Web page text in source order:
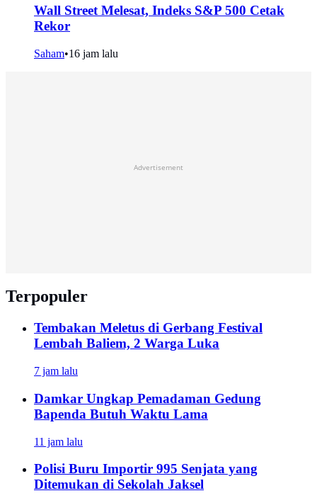
Wall Street Melesat, Indeks S&P 500 Cetak
Rekor
Saham•16 jam lalu
Advertisement
Terpopuler
Tembakan Meletus di Gerbang Festival
Lembah Baliem, 2 Warga Luka
7 jam lalu
Damkar Ungkap Pemadaman Gedung
Bapenda Butuh Waktu Lama
11 jam lalu
Polisi Buru Importir 995 Senjata yang
Ditemukan di Sekolah Jaksel